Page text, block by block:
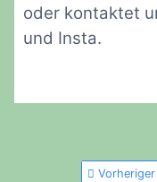
oder kontaktet
und Insta.